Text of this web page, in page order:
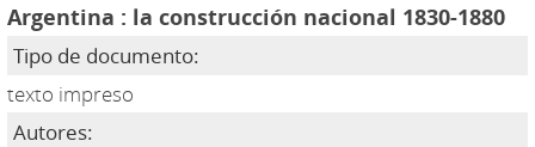
Argentina : la construcción nacional 1830-1880
Tipo de documento:
texto impreso
Autores: